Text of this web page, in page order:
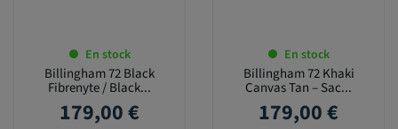
En stock
Billingham 72 Black
Fibrenyte / Black...
Prix
179,00 €
En stock
Billingham 72 Khaki
Canvas Tan – Sac...
Prix
179,00 €